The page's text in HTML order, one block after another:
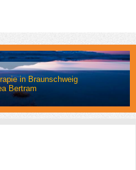
in Braunschweig
Bertram